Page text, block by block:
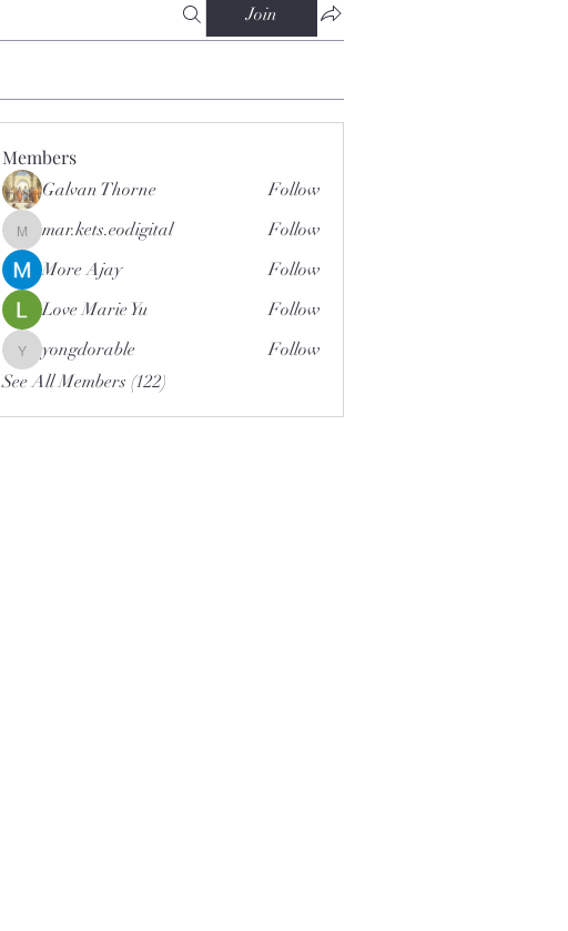
Join
Members
Galvan Thorne Follow
mar.kets.eodigital
mar.kets.eodigital
Follow
More Ajay
Follow
Love Marie Yu
Follow
yongdorable
yongdorable
Follow
See All Members (122)